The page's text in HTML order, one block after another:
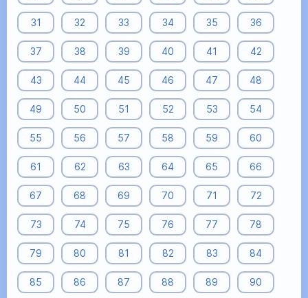
31 32 33 34 35 36
37 38 39 40 41 42
43 44 45 46 47 48
49 50 51 52 53 54
55 56 57 58 59 60
61 62 63 64 65 66
67 68 69 70 71 72
73 74 75 76 77 78
79 80 81 82 83 84
85 86 87 88 89 90